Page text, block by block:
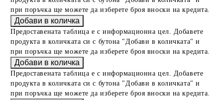
при поръчка ще можете да изберете броя вноски на кредита.
Предоставената таблица е с информационна цел. Добавете
продукта в количката си с бутона "Добави в количката" и
при поръчка ще можете да изберете броя вноски на кредита.
Предоставената таблица е с информационна цел. Добавете
продукта в количката си с бутона "Добави в количката" и
при поръчка ще можете да изберете броя вноски на кредита.